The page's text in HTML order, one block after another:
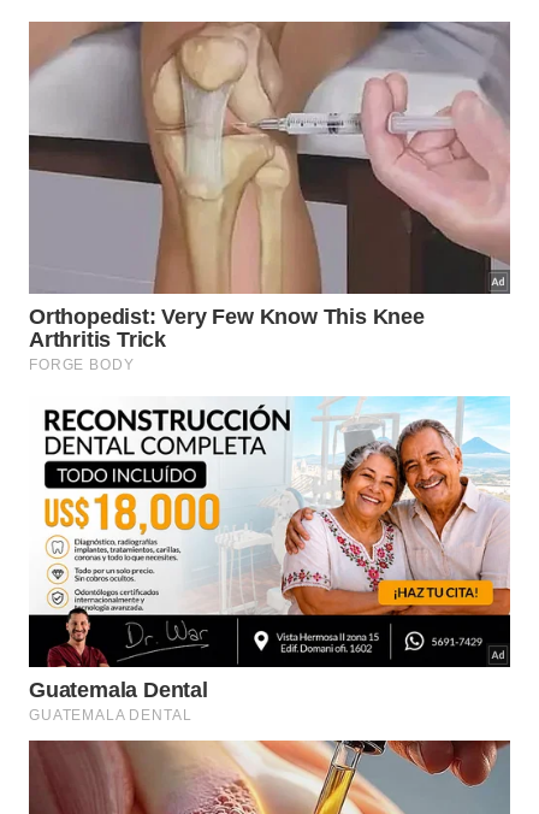
Ourinhos
Avenida Altino Arantes 131, Sala 33 – Centro,
Ourinhos-SP, 19900-030
Presidente Prudente
Rua Francisco Gomes, 75, Sala 705 – Jardim
Paulistano, Presidente Prudente, 19013-780
Piracicaba
Av. Independência, 724, loja 7 – Bairro Alto,
Piracicaba-SP, 13419-160
Araraquara
Rua Antônia de Camargo Abreu, 51, 7° andar – sala
74, Vila Velosa, Araraquara – SP, 14806-050